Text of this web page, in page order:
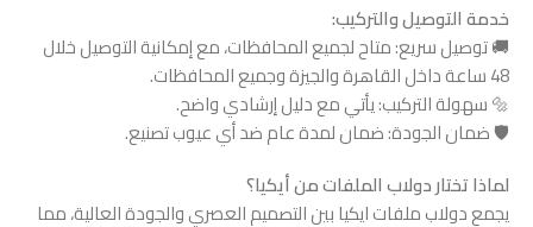
خدمة التوصيل والتركيب:
🚚 توصيل سريع: متاح لجميع المحافظات، مع إمكانية التوصيل خلال
48 ساعة داخل القاهرة والجيزة وجميع المحافظات.
🔩 سهولة التركيب: يأتي مع دليل إرشادي واضح.
🛡 ضمان الجودة: ضمان لمدة عام ضد أي عيوب تصنيع.
لماذا تختار دولاب الملفات من أيكيا؟
يجمع دولاب ملفات ايكيا بين التصميم العصري والجودة العالية، مما